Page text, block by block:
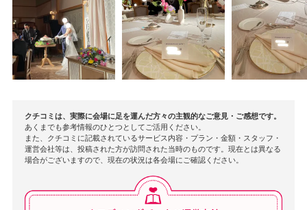
クチコミは、実際に会場に足を運んだ方々の主観的なご意見・ご感想です。
あくまでも参考情報のひとつとしてご活用ください。
また、クチコミに記載されているサービス内容・プラン・金額・スタッフ・
運営会社等は、投稿された方が訪問された当時のものです。現在とは異なる
場合がございますので、現在の状況は各会場にご確認ください。